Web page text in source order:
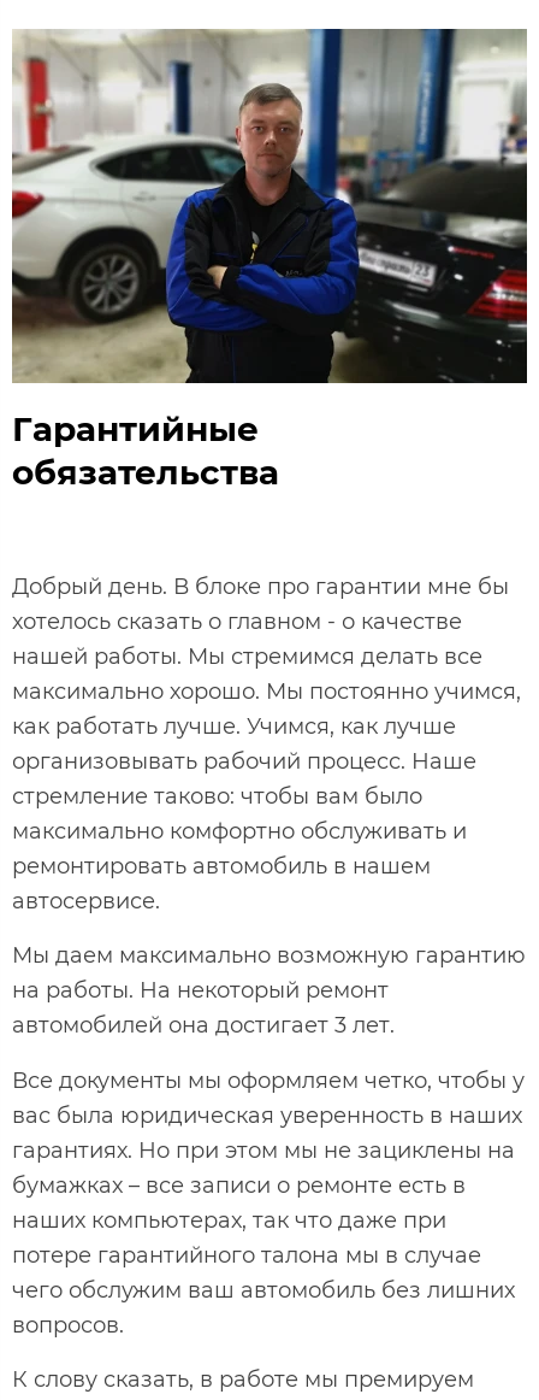
Гарантийные
обязательства
Добрый день. В блоке про гарантии мне бы
хотелось сказать о главном - о качестве
нашей работы. Мы стремимся делать все
максимально хорошо. Мы постоянно учимся,
как работать лучше. Учимся, как лучше
организовывать рабочий процесс. Наше
стремление таково: чтобы вам было
максимально комфортно обслуживать и
ремонтировать автомобиль в нашем
автосервисе.
Мы даем максимально возможную гарантию
на работы. На некоторый ремонт
автомобилей она достигает 3 лет.
Все документы мы оформляем четко, чтобы у
вас была юридическая уверенность в наших
гарантиях. Но при этом мы не зациклены на
бумажках – все записи о ремонте есть в
наших компьютерах, так что даже при
потере гарантийного талона мы в случае
чего обслужим ваш автомобиль без лишних
вопросов.
К слову сказать, в работе мы премируем